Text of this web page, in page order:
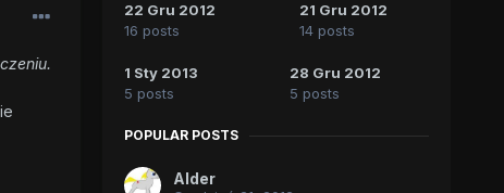
22 Gru 2012
16 posts
21 Gru 2012
14 posts
1 Sty 2013
5 posts
28 Gru 2012
5 posts
POPULAR POSTS
Alder